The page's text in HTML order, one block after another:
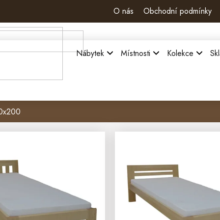
O nás Obchodní podmínky
Nábytek Místnosti Kolekce